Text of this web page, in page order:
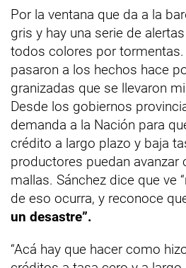
Por la ventana que da a la
gris y hay una serie de
todos colores por tormentas.
pasaron a los hechos hace
granizadas que se llevaron
Desde los gobiernos
demanda a la Nación para
crédito a largo plazo y baja
productores puedan avanzar
mallas. Sánchez dice que ve
de eso ocurra, y reconoce
un desastre”.
“Acá hay que hacer como